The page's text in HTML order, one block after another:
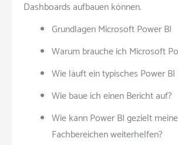
Dashboards aufbauen können.
Grundlagen Microsoft Power BI
Warum brauche ich Microsoft
Wie läuft ein typisches Power
Wie baue ich einen Bericht auf?
Wie kann Power BI gezielt
Fachbereichen weiterhelfen?